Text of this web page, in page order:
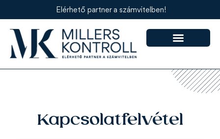
Elérhető partner a számvitelben!
Kapcsolatfelvétel